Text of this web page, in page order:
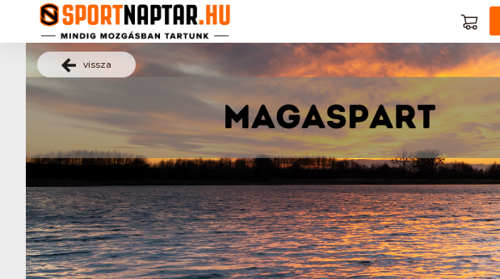
vissza